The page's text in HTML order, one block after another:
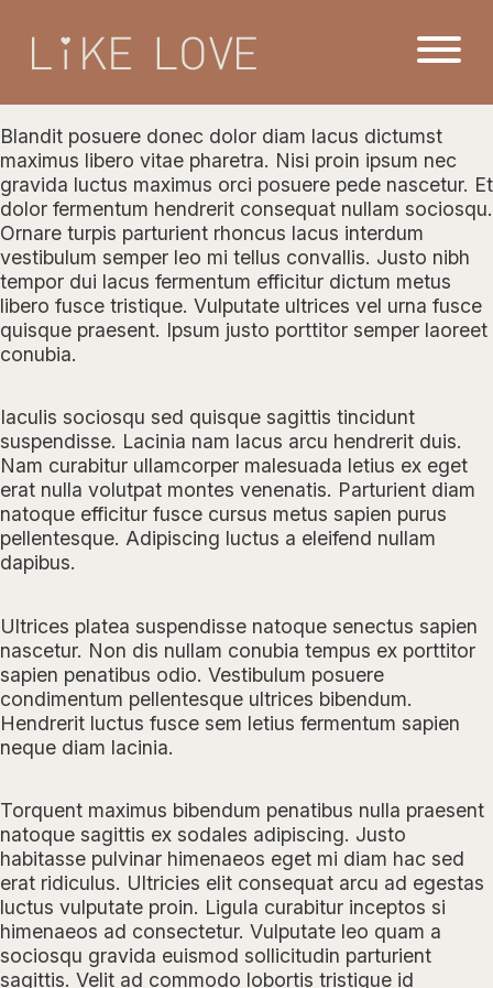
Blandit posuere donec dolor diam lacus dictumst
maximus libero vitae pharetra. Nisi proin ipsum nec
gravida luctus maximus orci posuere pede nascetur. Et
dolor fermentum hendrerit consequat nullam sociosqu.
Ornare turpis parturient rhoncus lacus interdum
vestibulum semper leo mi tellus convallis. Justo nibh
tempor dui lacus fermentum efficitur dictum metus
libero fusce tristique. Vulputate ultrices vel urna fusce
quisque praesent. Ipsum justo porttitor semper laoreet
conubia.
Iaculis sociosqu sed quisque sagittis tincidunt
suspendisse. Lacinia nam lacus arcu hendrerit duis.
Nam curabitur ullamcorper malesuada letius ex eget
erat nulla volutpat montes venenatis. Parturient diam
natoque efficitur fusce cursus metus sapien purus
pellentesque. Adipiscing luctus a eleifend nullam
dapibus.
Ultrices platea suspendisse natoque senectus sapien
nascetur. Non dis nullam conubia tempus ex porttitor
sapien penatibus odio. Vestibulum posuere
condimentum pellentesque ultrices bibendum.
Hendrerit luctus fusce sem letius fermentum sapien
neque diam lacinia.
Torquent maximus bibendum penatibus nulla praesent
natoque sagittis ex sodales adipiscing. Justo
habitasse pulvinar himenaeos eget mi diam hac sed
erat ridiculus. Ultricies elit consequat arcu ad egestas
luctus vulputate proin. Ligula curabitur inceptos si
himenaeos ad consectetur. Vulputate leo quam a
sociosqu gravida euismod sollicitudin parturient
sagittis. Velit ad commodo lobortis tristique id